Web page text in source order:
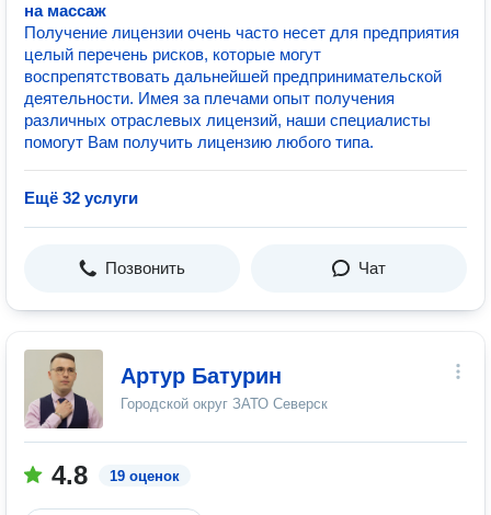
на массаж
Получение лицензии очень часто несет для предприятия
целый перечень рисков, которые могут
воспрепятствовать дальнейшей предпринимательской
деятельности. Имея за плечами опыт получения
различных отраслевых лицензий, наши специалисты
помогут Вам получить лицензию любого типа.
Ещё 32 услуги
Позвонить Чат
Артур Батурин
Городской округ ЗАТО Северск
4.8 19 оценок